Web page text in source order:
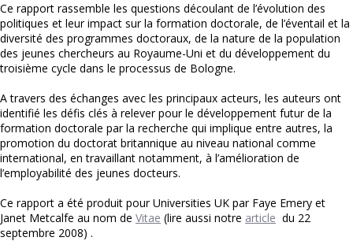
Ce rapport rassemble les questions découlant de l’évolution des
politiques et leur impact sur la formation doctorale, de l’éventail et la
diversité des programmes doctoraux, de la nature de la population
des jeunes chercheurs au Royaume-Uni et du développement du
troisième cycle dans le processus de Bologne.
A travers des échanges avec les principaux acteurs, les auteurs ont
identifié les défis clés à relever pour le développement futur de la
formation doctorale par la recherche qui implique entre autres, la
promotion du doctorat britannique au niveau national comme
international, en travaillant notamment, à l’amélioration de
l’employabilité des jeunes docteurs.
Ce rapport a été produit pour Universities UK par Faye Emery et
Janet Metcalfe au nom de Vitae (lire aussi notre article du 22
septembre 2008) .